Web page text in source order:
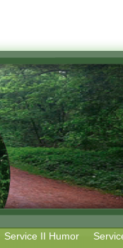
Service II Humor